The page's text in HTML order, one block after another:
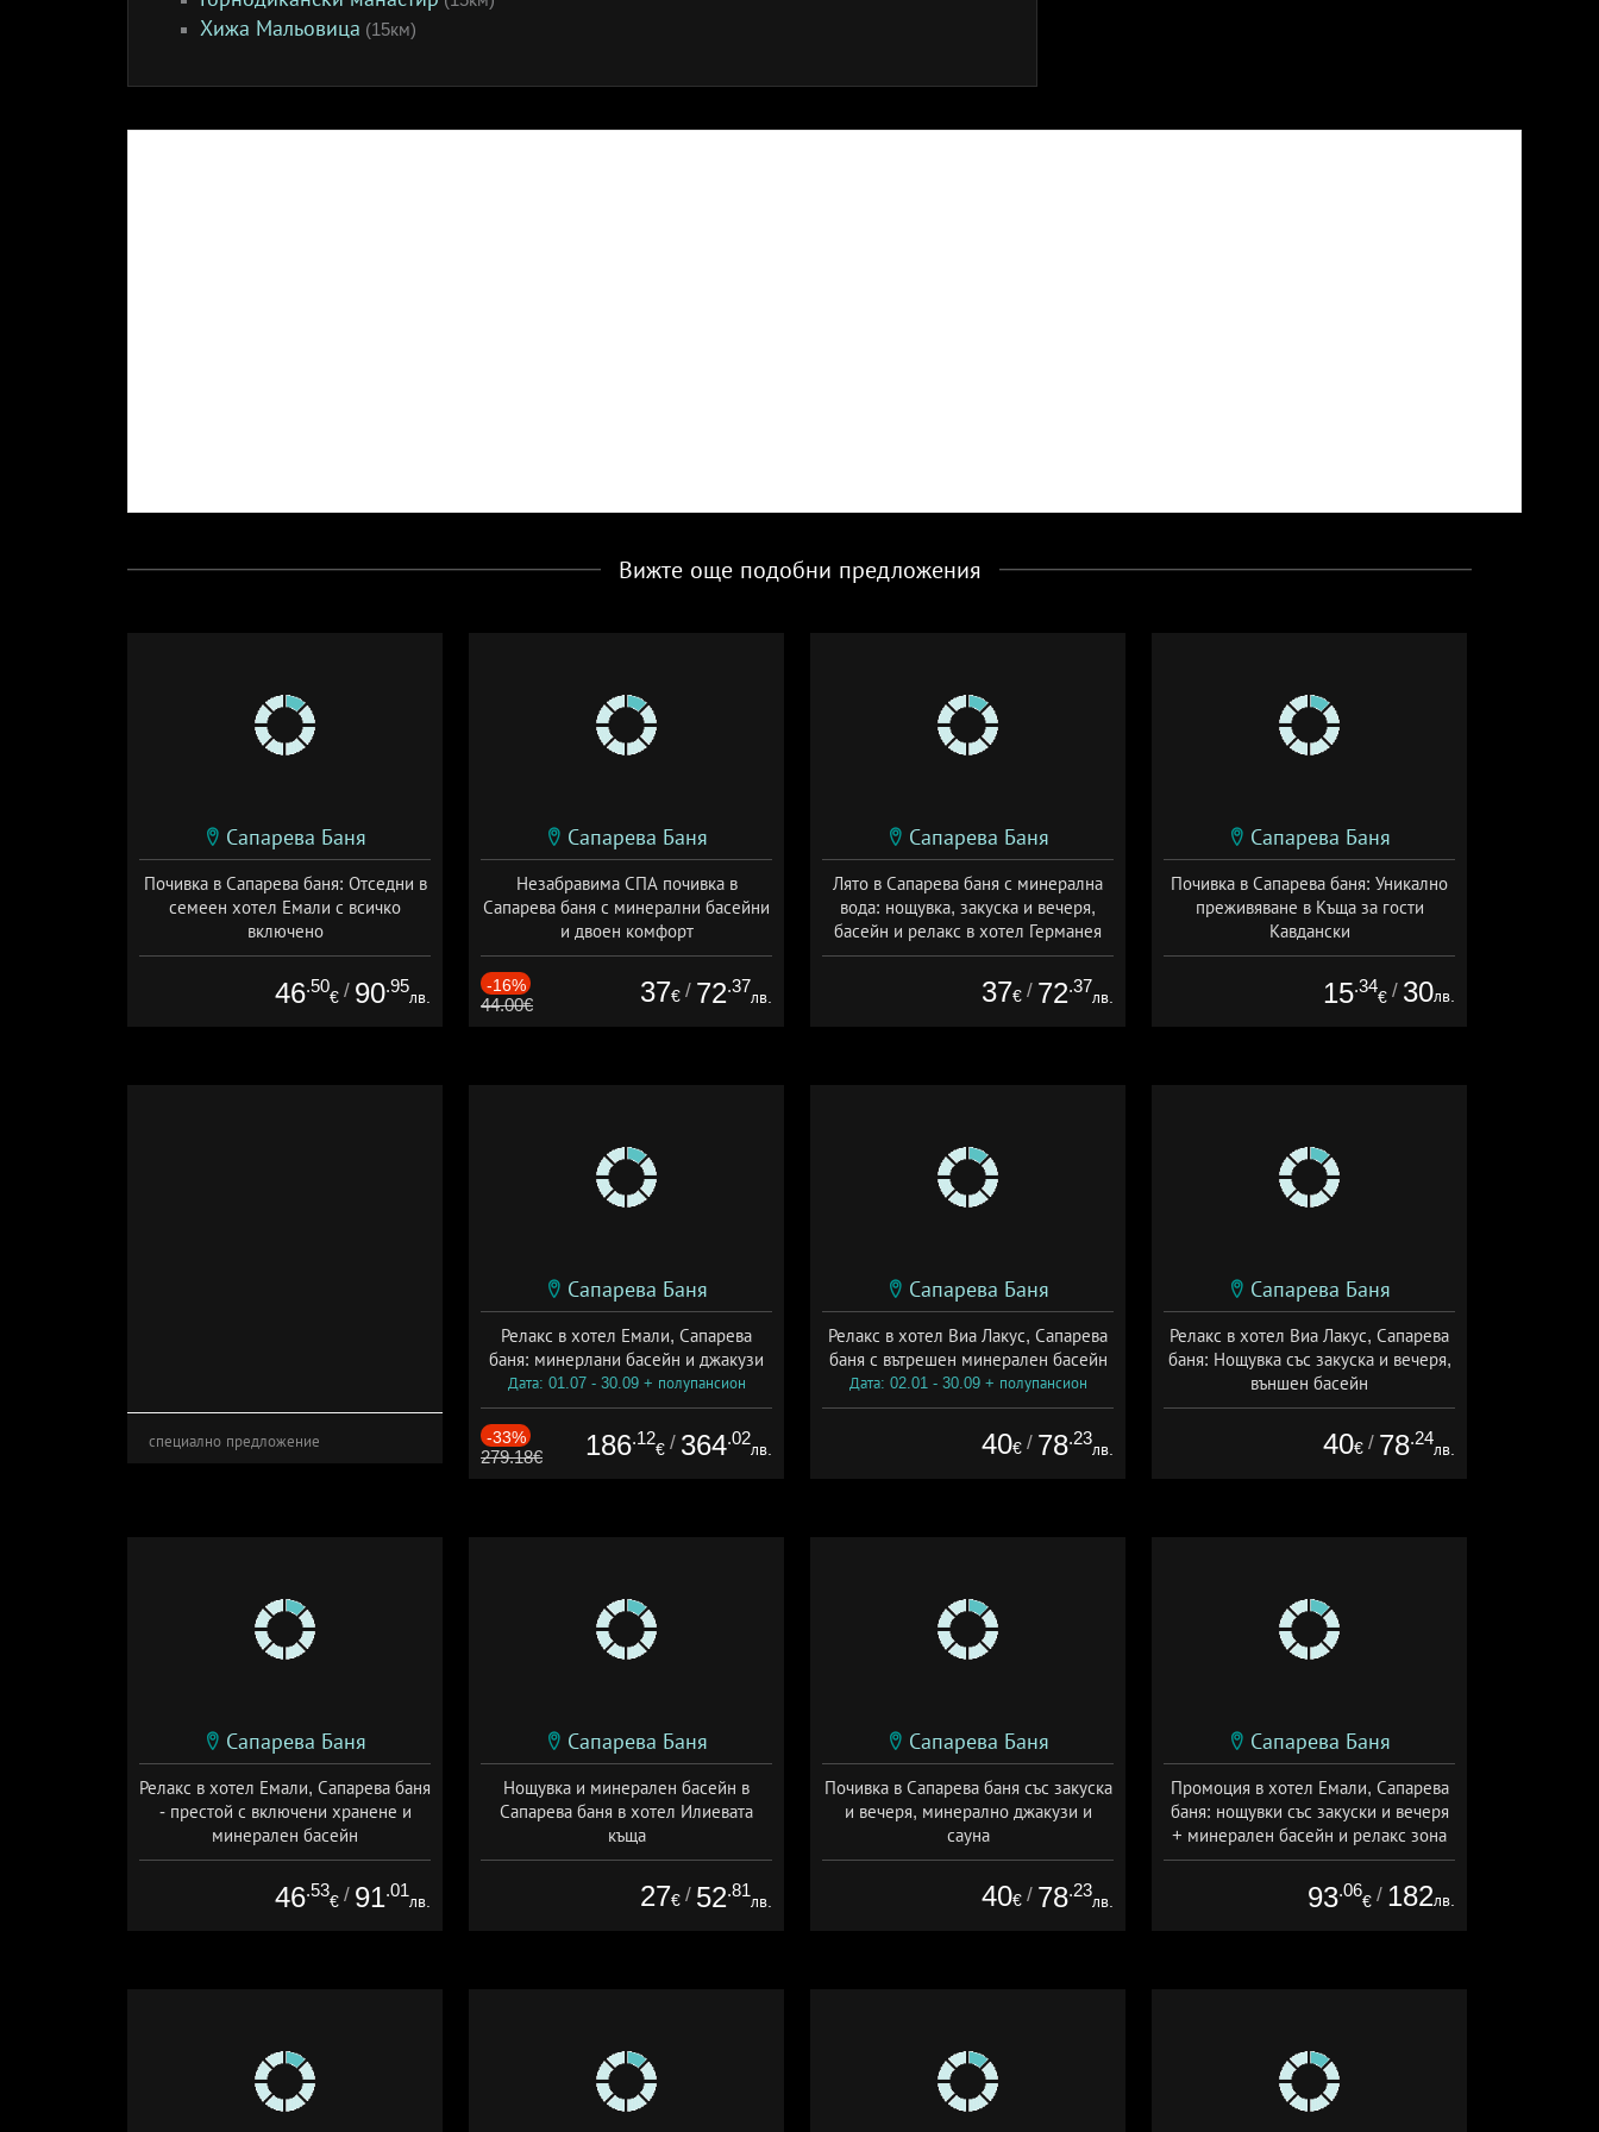
Хижа Мальовица (15км)
Вижте още подобни предложения
Сапарева Баня
Почивка в Сапарева баня: Отседни в
семеен хотел Емали с всичко
включено
Дата: 21.07 - 30.12 + all inclusive
46.50
€ / 90.95
лв.
Сапарева Баня
Незабравима СПА почивка в
Сапарева баня с минерални басейни
и двоен комфорт
Дата: 16.03 - 15.09 + полупансион
-16%
44.00€ 37€ / 72.37
лв.
Сапарева Баня
Лято в Сапарева баня с минерална
вода: нощувка, закуска и вечеря,
басейн и релакс в хотел Германея
Дата: 01.06 - 31.08 + полупансион
37€ / 72.37
лв.
Сапарева Баня
Почивка в Сапарева баня: Уникално
преживяване в Къща за гости
Кавдански
Дата: 10.06 - 30.09 + без храна
15.34
€ / 30лв.
специално предложение
Сапарева Баня
Релакс в хотел Емали, Сапарева
баня: минерлани басейн и джакузи
Дата: 01.07 - 30.09 + полупансион
-33%
279.18€ 186.12
€ / 364.02
лв.
Сапарева Баня
Релакс в хотел Виа Лакус, Сапарева
баня с вътрешен минерален басейн
Дата: 02.01 - 30.09 + полупансион
40€ / 78.23
лв.
Сапарева Баня
Релакс в хотел Виа Лакус, Сапарева
баня: Нощувка със закуска и вечеря,
външен басейн
Дата: 26.06 - 31.08 + полупансион
40€ / 78.24
лв.
Сапарева Баня
Релакс в хотел Емали, Сапарева баня
- престой с включени хранене и
минерален басейн
Дата: 16.07 - 30.09 + полупансион
46.53
€ / 91.01
лв.
Сапарева Баня
Нощувка и минерален басейн в
Сапарева баня в хотел Илиевата
къща
Дата: 01.03 - 31.08 + без храна
27€ / 52.81
лв.
Сапарева Баня
Почивка в Сапарева баня със закуска
и вечеря, минерално джакузи и
сауна
Дата: 02.01 - 30.09 + закуска
40€ / 78.23
лв.
Сапарева Баня
Промоция в хотел Емали, Сапарева
баня: нощувки със закуски и вечеря
+ минерален басейн и релакс зона
Дата: 16.07 - 30.09 + полупансион
93.06
€ / 182лв.